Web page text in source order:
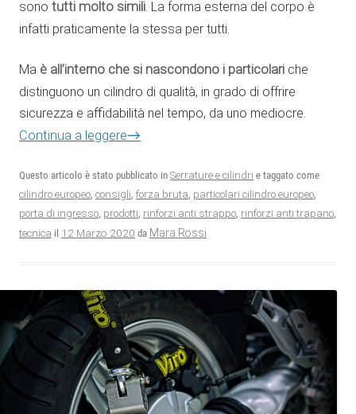
sono tutti molto simili . La forma esterna del corpo è
infatti praticamente la stessa per tutti.
Ma è all’interno che si nascondono i particolari che
distinguono un cilindro di qualità, in grado di offrire
sicurezza e affidabilità nel tempo, da uno mediocre.
Continua a leggere→
Questo articolo è stato pubblicato in Serrature e cilindri e taggato come
cilindro europeo, consigli, forza bruta, particolari cilindro europeo,
porta di ingresso, prodotti, rinforzi anti strappo, rinforzi anti trapano,
tecnica il 12 Marzo 2020 da Mara Rossi